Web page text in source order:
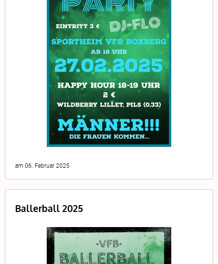
am 06. Februar 2025
Ballerball 2025